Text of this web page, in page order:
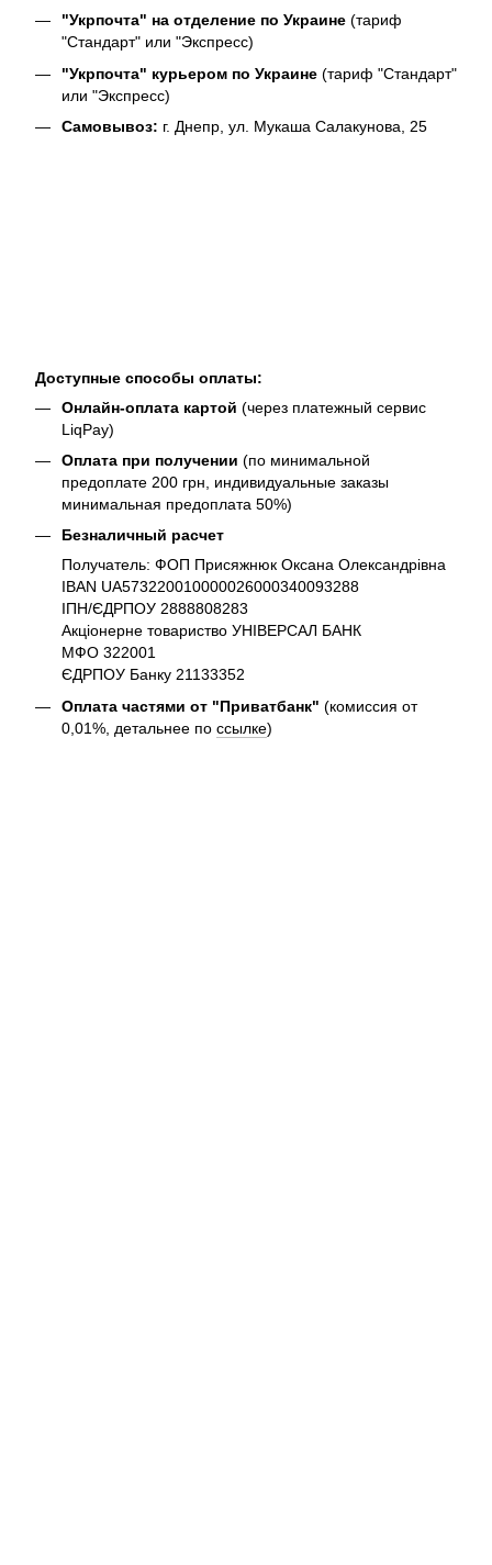
"Укрпочта" на отделение по Украине (тариф
"Стандарт" или "Экспресс)
"Укрпочта" курьером по Украине (тариф "Стандарт"
или "Экспресс)
Самовывоз: г. Днепр, ул. Мукаша Салакунова, 25
Доступные способы оплаты:
Онлайн-оплата картой (через платежный сервис
LiqPay)
Оплата при получении (по минимальной
предоплате 200 грн, индивидуальные заказы
минимальная предоплата 50%)
Безналичный расчет
Получатель: ФОП Присяжнюк Оксана Олександрівна
IBAN UA573220010000026000340093288
ІПН/ЄДРПОУ 2888808283
Акціонерне товариство УНІВЕРСАЛ БАНК
МФО 322001
ЄДРПОУ Банку 21133352
Оплата частями от "Приватбанк" (комиссия от
0,01%, детальнее по ссылке)